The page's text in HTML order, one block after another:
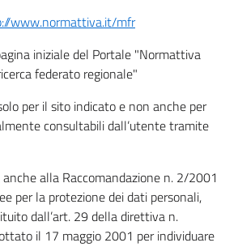
www.normattiva.it/mfr
iniziale del Portale "Normattiva
federato regionale"
per il sito indicato e non anche per
consultabili dall’utente tramite
anche alla Raccomandazione n. 2/2001
per la protezione dei dati personali,
dall’art. 29 della direttiva n.
il 17 maggio 2001 per individuare